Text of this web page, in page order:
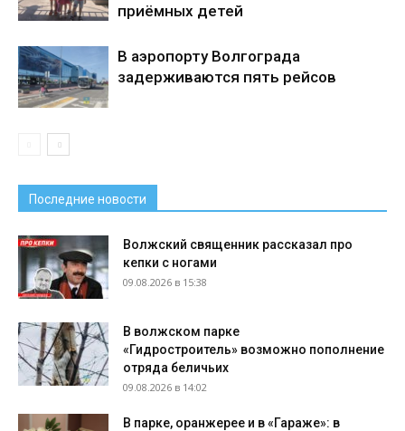
приёмных детей
В аэропорту Волгограда
задерживаются пять рейсов
Последние новости
Волжский священник рассказал про
кепки с ногами
09.08.2026 в 15:38
В волжском парке
«Гидростроитель» возможно пополнение
отряда беличьих
09.08.2026 в 14:02
В парке, оранжерее и в «Гараже»: в